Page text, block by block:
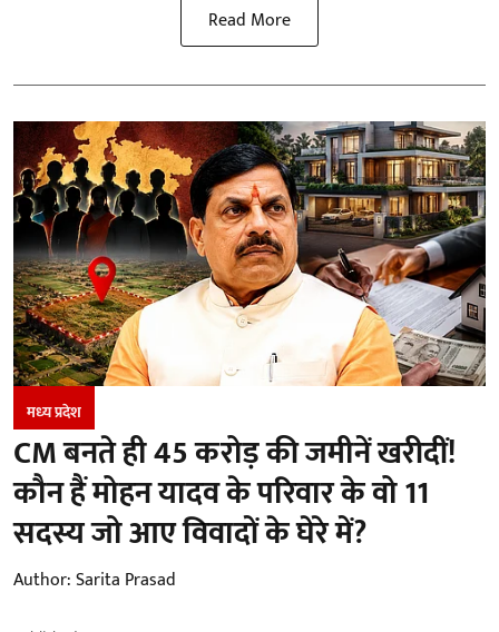
Read More
मध्‍य प्रदेश
CM बनते ही 45 करोड़ की जमीनें खरीदीं!
कौन हैं मोहन यादव के परिवार के वो 11
सदस्य जो आए विवादों के घेरे में?
Author:Sarita Prasad